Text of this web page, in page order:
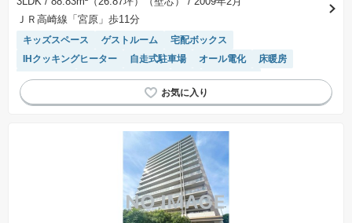
ＪＲ高崎線「宮原」歩11分
キッズスペース ゲストルーム
宅配ボックス
IHクッキングヒーター
自走式駐車場 オール電化
床暖房
ペット相談
駐車場(普通車)あり WIC
駐車場空き
モニター付きインターホン
陽当り良好